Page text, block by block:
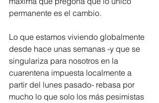
permanente es el cambio.
Lo que estamos viviendo globalmente
desde hace unas semanas -y que se
singulariza para nosotros en la
cuarentena impuesta localmente a
partir del lunes pasado- rebasa por
mucho lo que solo los más pesimistas